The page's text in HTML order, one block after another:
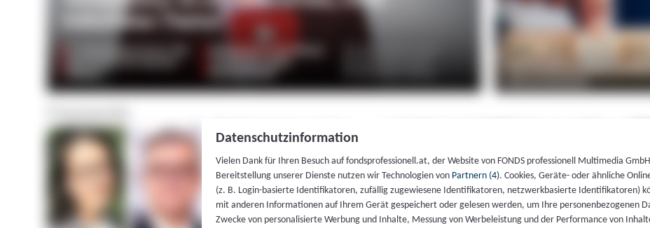
Datenschutzinformation
Vielen Dank für Ihren Besuch auf fondsprofessionell.at, der Website von FONDS professionell Multimedia
Bereitstellung unserer Dienste nutzen wir Technologien von Partnern (4). Cookies, Geräte- oder ähnliche
(z. B. Login-basierte Identifikatoren, zufällig zugewiesene Identifikatoren, netzwerkbasierte Identifikatoren)
mit anderen Informationen auf Ihrem Gerät gespeichert oder gelesen werden, um Ihre personenbezogenen
Zwecke von personalisierte Werbung und Inhalte, Messung von Werbeleistung und der Performance von